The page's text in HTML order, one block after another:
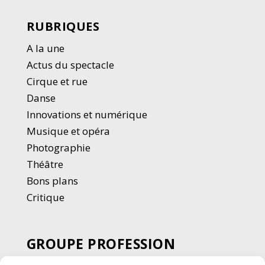
RUBRIQUES
A la une
Actus du spectacle
Cirque et rue
Danse
Innovations et numérique
Musique et opéra
Photographie
Théâtre
Bons plans
Critique
GROUPE PROFESSION
SPECTACLE